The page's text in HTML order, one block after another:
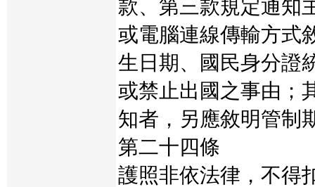
款、第三款規定通知
或電腦連線傳輸方式
生日期、國民身分證
或禁止出國之事由；
知者，另應敘明管制
第二十四條
護照非依法律，不得